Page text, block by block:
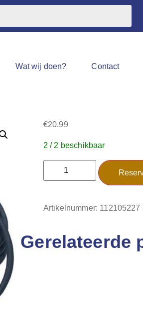
Wat wij doen? Contact
€20.99
2 / 2 beschikbaar
Artikelnummer: 112105227
Gerelateerde